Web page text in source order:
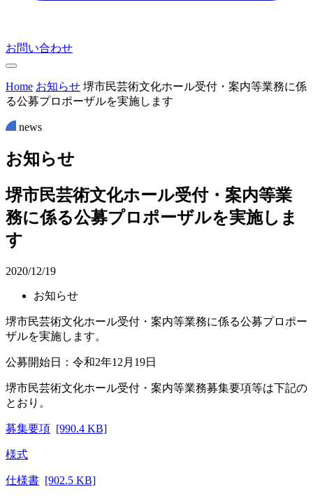
お問い合わせ
Home お知らせ 堺市民芸術文化ホール受付・案内等業務に係
る公募プロポーザルを実施します
news
お知らせ
堺市民芸術文化ホール受付・案内等業
務に係る公募プロポーザルを実施しま
す
2020/12/19
お知らせ
堺市民芸術文化ホール受付・案内等業務に係る公募プロポー
ザルを実施します。
公募開始日：令和2年12月19日
堺市民芸術文化ホール受付・案内等業務募集要項等は下記の
とおり。
募集要項 [990.4 KB]
様式
仕様書 [902.5 KB]